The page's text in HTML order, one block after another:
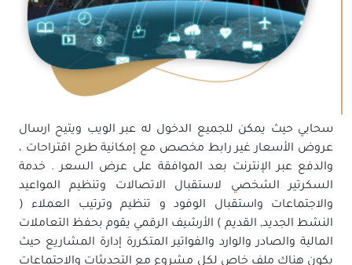
سحابي حيث يمكن للجميع الدخول له عبر الويب ويتيح ارسال
عروض الأسعار غير رابط مخصص مع إمكانية طرح اقتراحات ،
والدفع عبر الإنترنت بعد الموافقة على عرض السعر . خدمة
السكرتير الشخصي لاستقبال الاتصالات وتنظيم المواعيد
والاجتماعات واستقبال الوفود و تنظيم وترتيب العملاء (
النشط الجديد, القديم ) الأرشيف الرقمي يقوم بحفظ التعاملات
المالية والصادر والوارد والفواتير المتكررة إدارة المشاريع حيث
يكون هناك ملف خاص لكل مشروع مع التحديثات والاجتماعات